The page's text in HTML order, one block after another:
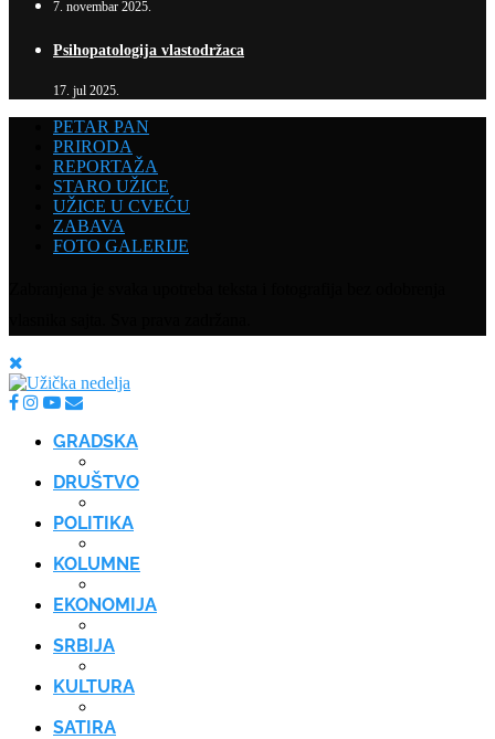
7. novembar 2025.
Psihopatologija vlastodržaca
17. jul 2025.
PETAR PAN
PRIRODA
REPORTAŽA
STARO UŽICE
UŽICE U CVEĆU
ZABAVA
FOTO GALERIJE
GRADSKA
DRUŠTVO
POLITIKA
KOLUMNE
EKONOMIJA
SRBIJA
KULTURA
SATIRA